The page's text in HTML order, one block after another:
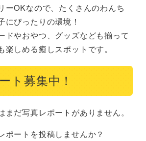
ーOKなので、たくさんのわんち
にぴったりの環境！
ドやおやつ、グッズなども揃って
楽しめる癒しスポットです。
ト募集中！
まだ写真レポートがありません。
ポートを投稿しませんか？